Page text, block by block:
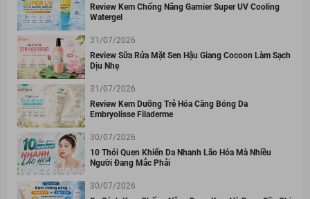
Review Kem Chống Nắng Garnier Super UV Cooling
Watergel
31/07/2026
Review Sữa Rửa Mặt Sen Hậu Giang Cocoon Làm Sạch
Dịu Nhẹ
31/07/2026
Review Kem Dưỡng Trẻ Hóa Căng Bóng Da
Embryolisse Filaderme
30/07/2026
10 Thói Quen Khiến Da Nhanh Lão Hóa Mà Nhiều
Người Đang Mắc Phải
30/07/2026